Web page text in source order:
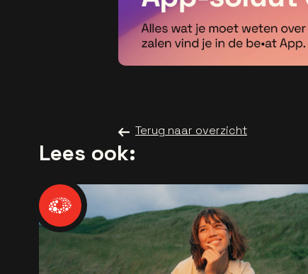
Terug naar overzicht
Lees ook: